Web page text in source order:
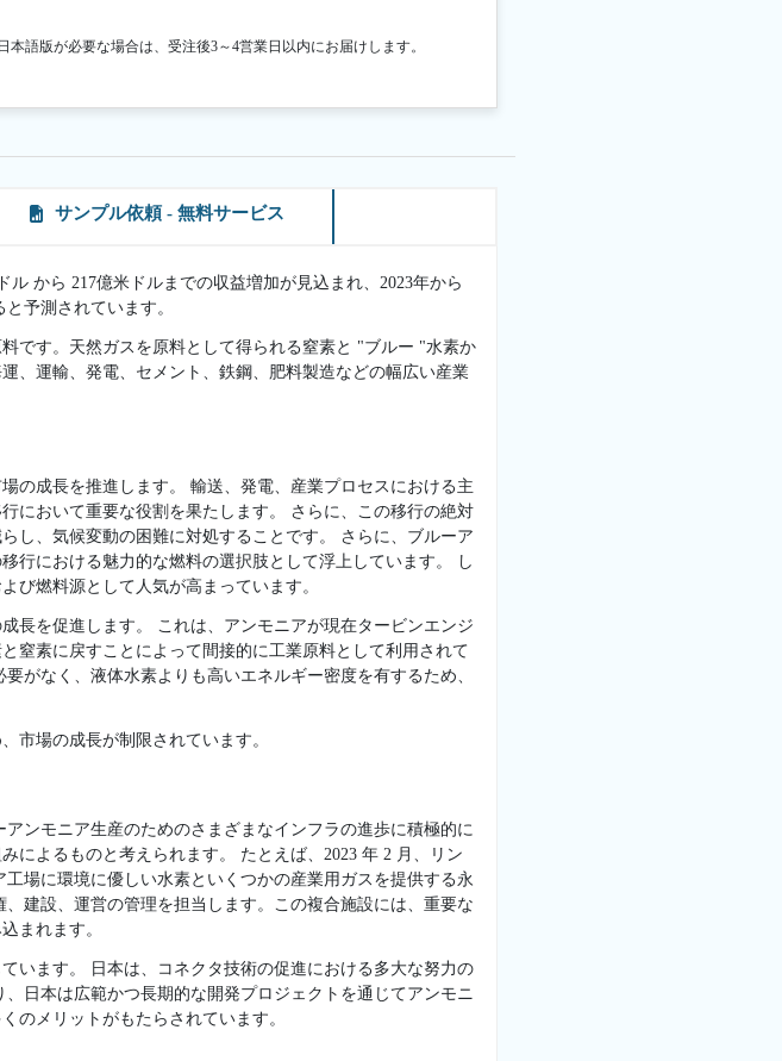
語版が必要な場合は、受注後3～4営業日以内にお届けします。
サンプル依頼 - 無料サービス
から 217億米ドルまでの収益増加が見込まれ、2023年から
予測されています。
です。天然ガスを原料として得られる窒素と "ブルー "水素か
、運輸、発電、セメント、鉄鋼、肥料製造などの幅広い産業
の成長を推進します。 輸送、発電、産業プロセスにおける主
において重要な役割を果たします。 さらに、この移行の絶対
し、気候変動の困難に対処することです。 さらに、ブルーア
行における魅力的な燃料の選択肢として浮上しています。 し
び燃料源として人気が高まっています。
長を促進します。 これは、アンモニアが現在タービンエンジ
窒素に戻すことによって間接的に工業原料として利用されて
がなく、液体水素よりも高いエネルギー密度を有するため、
市場の成長が制限されています。
ンモニア生産のためのさまざまなインフラの進歩に積極的に
によるものと考えられます。 たとえば、2023 年 2 月、リン
場に環境に優しい水素といくつかの産業用ガスを提供する永
建設、運営の管理を担当します。この複合施設には、重要な
まれます。
います。 日本は、コネクタ技術の促進における多大な努力の
日本は広範かつ長期的な開発プロジェクトを通じてアンモニ
のメリットがもたらされています。